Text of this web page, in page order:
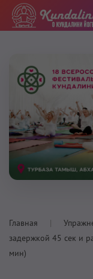
Главная
задержкой 45 сек и
мин)